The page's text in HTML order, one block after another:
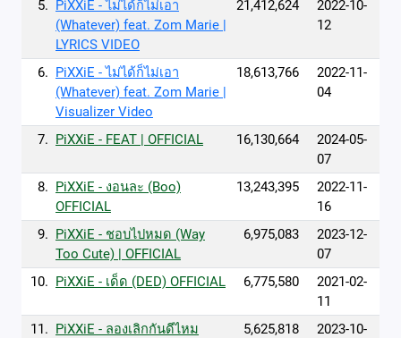
5. PiXXiE - ไม่ได้ก็ไม่เอา
(Whatever) feat. Zom Marie |
LYRICS VIDEO
21,412,624
2022-10-
12
6. PiXXiE - ไม่ได้ก็ไม่เอา
(Whatever) feat. Zom Marie |
Visualizer Video
18,613,766
2022-11-
04
7. PiXXiE - FEAT | OFFICIAL 16,130,664
2024-05-
07
8. PiXXiE - งอนละ (Boo)
OFFICIAL
13,243,395
2022-11-
16
9. PiXXiE - ชอบไปหมด (Way
Too Cute) | OFFICIAL
6,975,083
2023-12-
07
10. PiXXiE - เด็ด (DED) OFFICIAL 6,775,580
2021-02-
11
11. PiXXiE - ลองเลิกกันดีไหม
5,625,818
2023-10-